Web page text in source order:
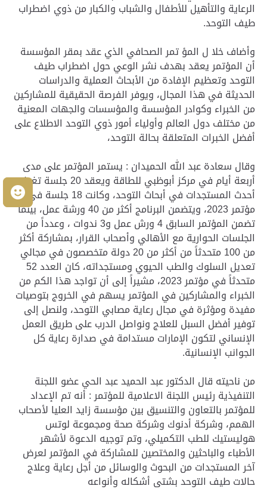
الرعاية والتأهيل للأطفال والشباب والكبار من ذوي اضطراب
طيف التوحد.
وأضاف خلا ل المؤ تمر الصحافي الذي عقد بمقر المؤسسة
أن المؤتمر يعقد بهدف نشر الوعي حول اضطراب طيف
التوحد وتعظيم الإفادة من الأبحاث العملية والدراسات
الحديثة في هذا المجال، ويوفر الفرصة الحقيقية للمشاركين
من الخبراء وكوادر المؤسسة والمؤسسات والجهات المعنية
من مختلف دول العالم وأولياء أمور ذوي التوحد الاطلاع على
أفضل الخبرات المتعلقة بحالة التوحد،
وقال سعادة عبد الله الحميدان : يستمر المؤتمر على مدى
أربعة أيام في مركز أبوظبي للطاقة ويعقد 20 جلسة تغطي
أحدث المستجدات في أبحاث التوحد، وكانت 18 جلسة في
مؤتمر 2023، ويتضمن البرنامج أكثر من 40 ورشة عمل، بينما
تضمن المؤتمر السابق 4 ورش عمل و3 ندوات ، وعدداً من
الجلسات الحوارية مع الأهالي وأصحاب القرار، بمشاركة أكثر
من 100 متحدثاً من أكثر من 20 دولة متخصصون في مجالي
تعديل السلوك والطب الحيوي ومستجداته، كان العدد 52
متحدثاً في مؤتمر 2023، مشيراً إلى أن تواجد هذا الكم من
الخبراء والمشاركين في المؤتمر يسهم في الخروج بتوصيات
مفيدة ومؤثرة في مجال رعاية مصابي التوحد، ولنصل إلى
توفير أفضل السبل للعلاج ونواصل الدرب على طريق العمل
الإنساني لتكون الإمارات مستدامة في صدارة رعاية كل
الجوانب الإنسانية.
من ناحيته قال الدكتور عبد الحميد عبد الحي عضو اللجنة
التنفيذية رئيس اللجنة الاعلامية للمؤتمر : أنه تم الإعداد
للمؤتمر بالتعاون والتنسيق بين مؤسسة زايد العليا لأصحاب
الهمم، وشركة أدنوك وشركة صحة ومجموعة لوتس
هوليستيك للطب التكميلي، وتم توجيه الدعوة لأشهر
الأطباء والباحثين والمختصين للمشاركة في المؤتمر لعرض
آخر المستجدات من البحوث والوسائل من أجل رعاية وعلاج
حالات طيف التوحد بشتى أشكاله وأنواعه